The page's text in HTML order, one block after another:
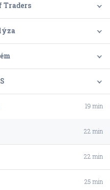
Traders
19 min
22 min
22 min
25 min